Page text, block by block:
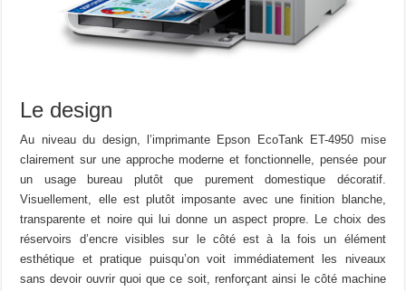
Le design
Au niveau du design, l’imprimante Epson EcoTank ET-4950 mise
clairement sur une approche moderne et fonctionnelle, pensée pour
un usage bureau plutôt que purement domestique décoratif.
Visuellement, elle est plutôt imposante avec une finition blanche,
transparente et noire qui lui donne un aspect propre. Le choix des
réservoirs d’encre visibles sur le côté est à la fois un élément
esthétique et pratique puisqu’on voit immédiatement les niveaux
sans devoir ouvrir quoi que ce soit, renforçant ainsi le côté machine